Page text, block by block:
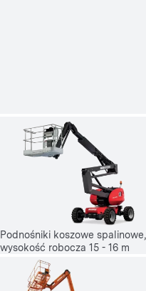
Podnośniki koszowe spalinowe,
wysokość robocza 15 - 16 m